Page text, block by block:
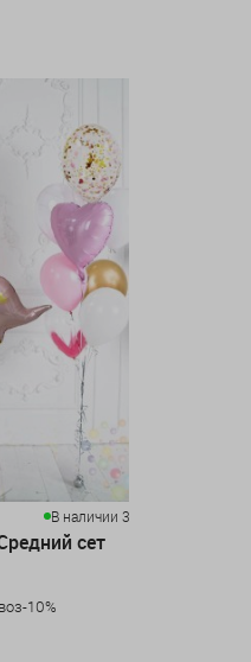
В наличии 3
сет
10%